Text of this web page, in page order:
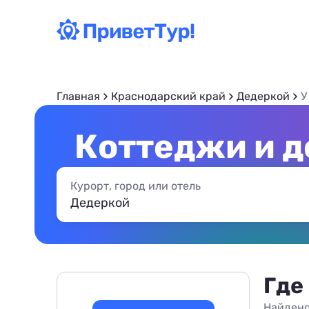
Главная Краснодарский край Дедеркой
Коттеджи и
Курорт, город или отель
Где